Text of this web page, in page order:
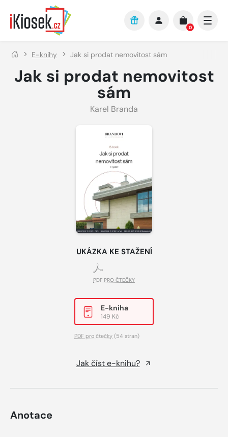
Přejít na hlavní obsah
0
E-knihy Jak si prodat nemovitost sám
Jak si prodat nemovitost
sám
Karel Branda
UKÁZKA KE STAŽENÍ
PDF PRO ČTEČKY
E-kniha
149 Kč
PDF pro čtečky (54 stran)
Jak číst e-knihu?
Anotace